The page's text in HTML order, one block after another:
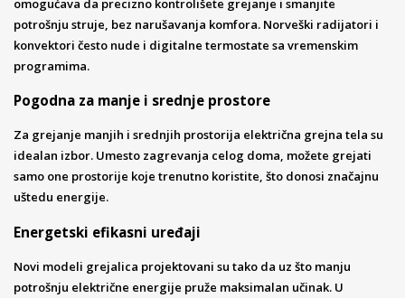
omogućava da precizno kontrolišete grejanje i smanjite
potrošnju struje, bez narušavanja komfora. Norveški radijatori i
konvektori često nude i digitalne termostate sa vremenskim
programima.
Pogodna za manje i srednje prostore
Za grejanje manjih i srednjih prostorija električna grejna tela su
idealan izbor. Umesto zagrevanja celog doma, možete grejati
samo one prostorije koje trenutno koristite, što donosi značajnu
uštedu energije.
Energetski efikasni uređaji
Novi modeli grejalica projektovani su tako da uz što manju
potrošnju električne energije pruže maksimalan učinak. U